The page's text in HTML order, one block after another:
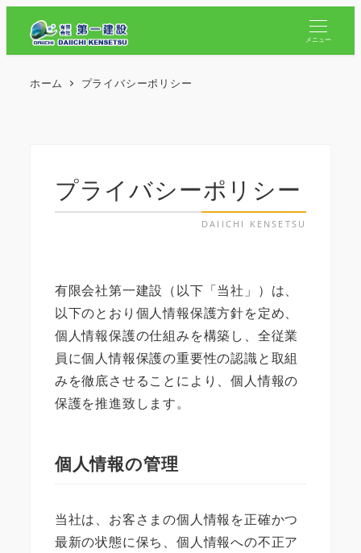
メニュー
ホーム プライバシーポリシー
プライバシーポリシー
有限会社第一建設（以下「当社」）は、
以下のとおり個人情報保護方針を定め、
個人情報保護の仕組みを構築し、全従業
員に個人情報保護の重要性の認識と取組
みを徹底させることにより、個人情報の
保護を推進致します。
個人情報の管理
当社は、お客さまの個人情報を正確かつ
最新の状態に保ち、個人情報への不正ア